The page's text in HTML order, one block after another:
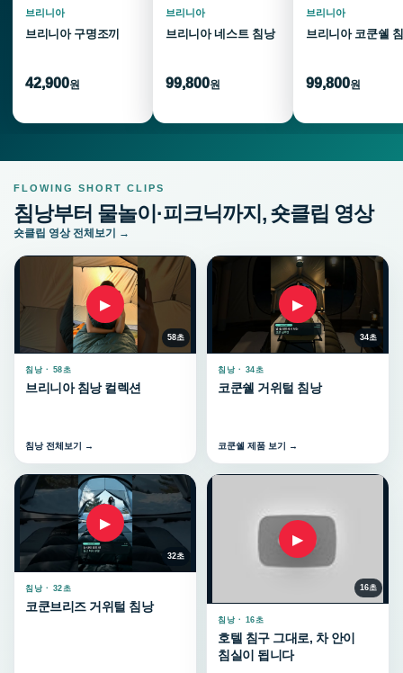
브리니아
브리니아 구명조끼
42,900원
브리니아
브리니아 네스트 침낭
99,800원
브리니아
브리니아 코쿤쉘
99,800원
FLOWING SHORT CLIPS
침낭부터 물놀이·피크닉까지, 숏클립 영상
숏클립 영상 전체보기 →
▶
58초
침낭 · 58초
브리니아 침낭 컬렉션
침낭 전체보기 →
▶
34초
침낭 · 34초
코쿤쉘 거위털 침낭
코쿤쉘 제품 보기 →
▶
32초
침낭 · 32초
코쿤브리즈 거위털 침낭
▶
16초
침낭 · 16초
호텔 침구 그대로, 차 안이
침실이 됩니다